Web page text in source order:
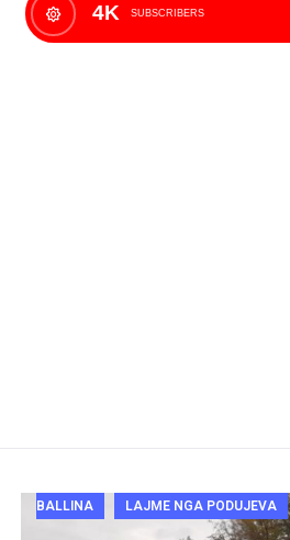
4K SUBSCRIBERS
BALLINA LAJME NGA PODUJEVA